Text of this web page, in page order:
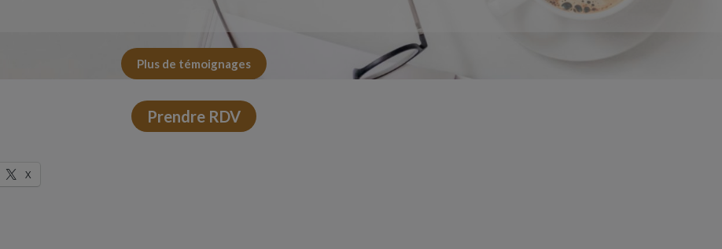
Plus de témoignages
Prendre RDV
X